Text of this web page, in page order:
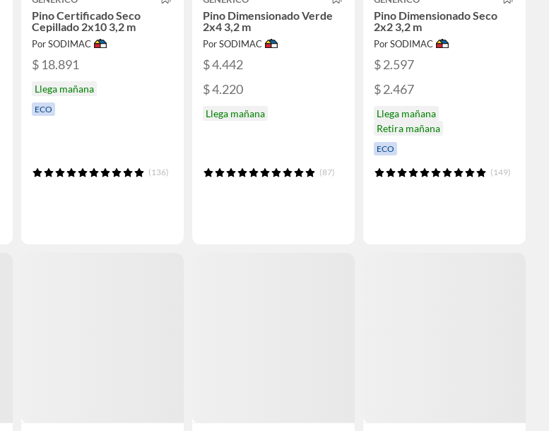
Pino Certificado Seco
Cepillado 2x10 3,2 m
Por SODIMAC
$ 18.891
Llega mañana
ECO
(136)
Pino Dimensionado Verde
2x4 3,2 m
Por SODIMAC
$ 4.442
$ 4.220
Llega mañana
(87)
Pino Dimensionado Seco
2x2 3,2 m
Por SODIMAC
$ 2.597
$ 2.467
Llega mañana
Retira mañana
ECO
(149)